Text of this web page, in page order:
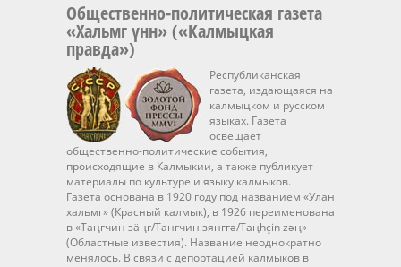
Общественно-политическая газета
«Хальмг үнн» («Калмыцкая
правда»)
Республиканская
газета, издающаяся на
калмыцком и русском
языках. Газета
освещает
общественно-политические события,
происходящие в Калмыкии, а также публикует
материалы по культуре и языку калмыков.
Газета основана в 1920 году под названием «Улан
хальмг» (Красный калмык), в 1926 переименована
в «Таңгчин зäңг/Тангчин зянггә/Taңhçin zәң»
(Областные известия). Название неоднократно
менялось. В связи с депортацией калмыков в